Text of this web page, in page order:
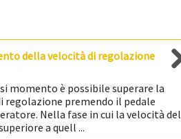
della velocità di regolazione
momento è possibile superare la
regolazione premendo il pedale
Nella fase in cui la velocità del
a quell ...